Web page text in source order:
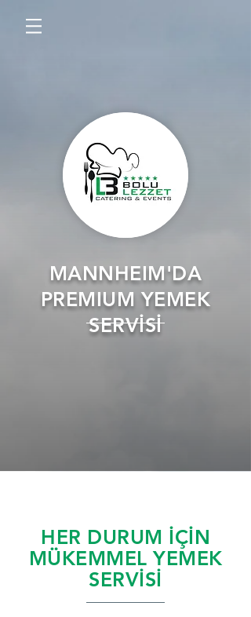
MANNHEIM'DA
PREMIUM YEMEK
SERVİSİ
HER DURUM İÇİN
MÜKEMMEL YEMEK
SERVİSİ